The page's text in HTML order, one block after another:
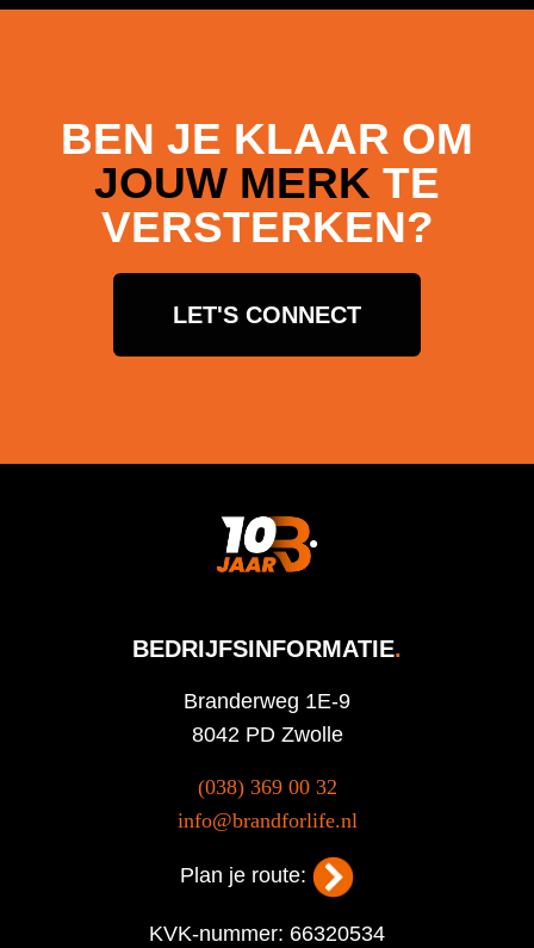
BEN JE KLAAR OM
JOUW MERK TE
VERSTERKEN?
LET'S CONNECT
BEDRIJFSINFORMATIE.
Branderweg 1E-9
8042 PD Zwolle
(038) 369 00 32
info@brandforlife.nl
Plan je route:
KVK-nummer: 66320534